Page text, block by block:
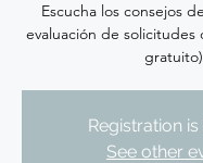
Escucha los consejos
evaluación de solicitudes
gratuito)
Registration
See other